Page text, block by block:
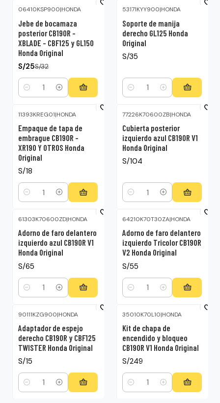
06410KSP900|HONDA
Jebe de bocamaza
posterior CB190R –
XBLADE – CBF125 y GL150
Honda Original
S/25S/32
Cantidad
53171KYY900|HONDA
Soporte de manija
derecho GL125 Honda
Original
S/35
Cantidad
11393KREG01|HONDA
Empaque de tapa de
embrague CB190R –
XR190 Y OTROS Honda
Original
S/18
Cantidad
77226K70600ZB|HONDA
Cubierta posterior
izquierdo azul CB190R V1
Honda Original
S/104
Cantidad
61303K70600ZD|HONDA
Adorno de faro delantero
izquierdo azul CB190R V1
Honda Original
S/65
Cantidad
64210K70T30ZA|HONDA
Adorno de faro delantero
izquierdo Tricolor CB190R
V2 Honda Original
S/55
Cantidad
90111KZG900|HONDA
Adaptador de espejo
derecho CB190R y CBF125
TWISTER Honda Original
S/15
Cantidad
35010K70L10|HONDA
Kit de chapa de
encendido y bloqueo
CB190R V1 Honda Original
S/249
Cantidad